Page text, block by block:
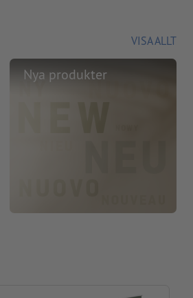
VISA ALLT
Nya produkter